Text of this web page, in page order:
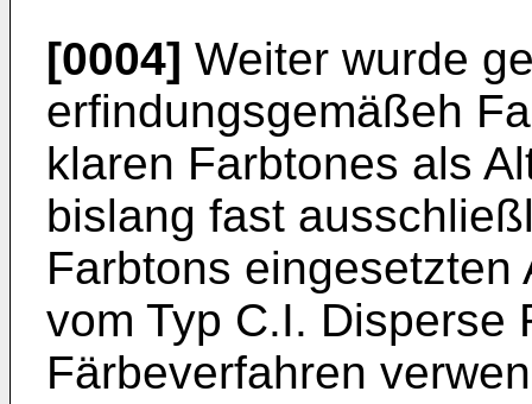
[0004] Weiter wurde
erfindungsgemäßeh
klaren Farbtones als
bislang fast
Farbtons
vom Typ C.I. Disperse
Färbeverfahren